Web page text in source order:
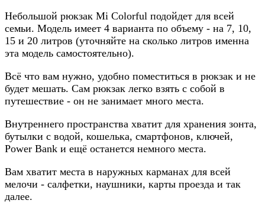
Небольшой рюкзак Mi Colorful подойдет для всей
семьи. Модель имеет 4 варианта по объему - на 7, 10,
15 и 20 литров (уточняйте на сколько литров именна
эта модель самостоятельно).
Всё что вам нужно, удобно поместиться в рюкзак и не
будет мешать. Сам рюкзак легко взять с собой в
путешествие - он не занимает много места.
Внутреннего пространства хватит для хранения зонта,
бутылки с водой, кошелька, смартфонов, ключей,
Power Bank и ещё останется немного места.
Вам хватит места в наружных карманах для всей
мелочи - салфетки, наушники, карты проезда и так
далее.